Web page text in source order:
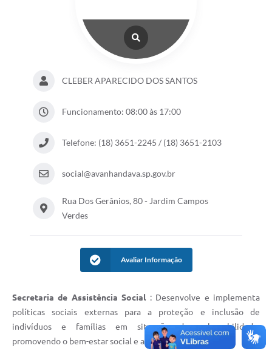
CLEBER APARECIDO DOS SANTOS
Funcionamento: 08:00 às 17:00
Telefone: (18) 3651-2245 / (18) 3651-2103
social@avanhandava.sp.gov.br
Rua Dos Gerânios, 80 - Jardim Campos
Verdes
Avaliar Informação
Secretaria de Assistência Social : Desenvolve e implementa
políticas sociais externas para a proteção e inclusão de
indivíduos e famílias em situação de vulnerabilidade,
promovendo o bem-estar social e a garantia de direitos.